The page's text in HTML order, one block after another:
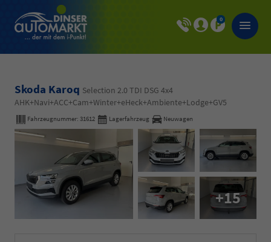
0
Skoda Karoq Selection 2.0 TDI DSG 4x4
AHK+Navi+ACC+Cam+Winter+eHeck+Ambiente+Lodge+GV5
Fahrzeugnummer: 31612 Lagerfahrzeug Neuwagen
+15